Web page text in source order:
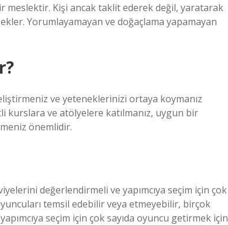
meslektir. Kişi ancak taklit ederek değil, yaratarak
Yorumlayamayan ve doğaçlama yapamayan
ve yeteneklerinizi ortaya koymanız
kurslara ve atölyelere katılmanız, uygun bir
önemlidir.
değerlendirmeli ve yapımcıya seçim için çok
temsil edebilir veya etmeyebilir, birçok
seçim için çok sayıda oyuncu getirmek için